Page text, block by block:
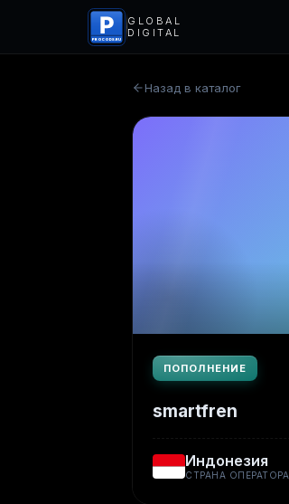
P
PROCODS.RU
GLOBAL
DIGITAL
Назад в каталог
ПОПОЛНЕНИЕ
smartfren
Индонезия
СТРАНА ОПЕРАТОРА